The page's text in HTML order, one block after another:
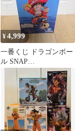
¥4,999
一番くじ ドラゴンボー
ル SNAP
COLLECTION2 B賞 孫